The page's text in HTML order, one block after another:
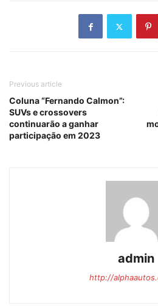
Previous article
Coluna “Fernando Calmon”:
SUVs e crossovers
continuarão a ganhar
participação em 2023
admin
http://